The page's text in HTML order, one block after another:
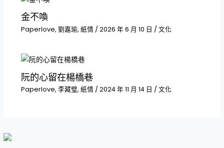
金不喚
Paperlove, 劉嘉瑜, 紙情/ 2026 年 6 月 10 日 / 文化
阮的心留在楊橋巷
Paperlove, 李藏璧, 紙情/ 2024 年 11 月 14 日 / 文化